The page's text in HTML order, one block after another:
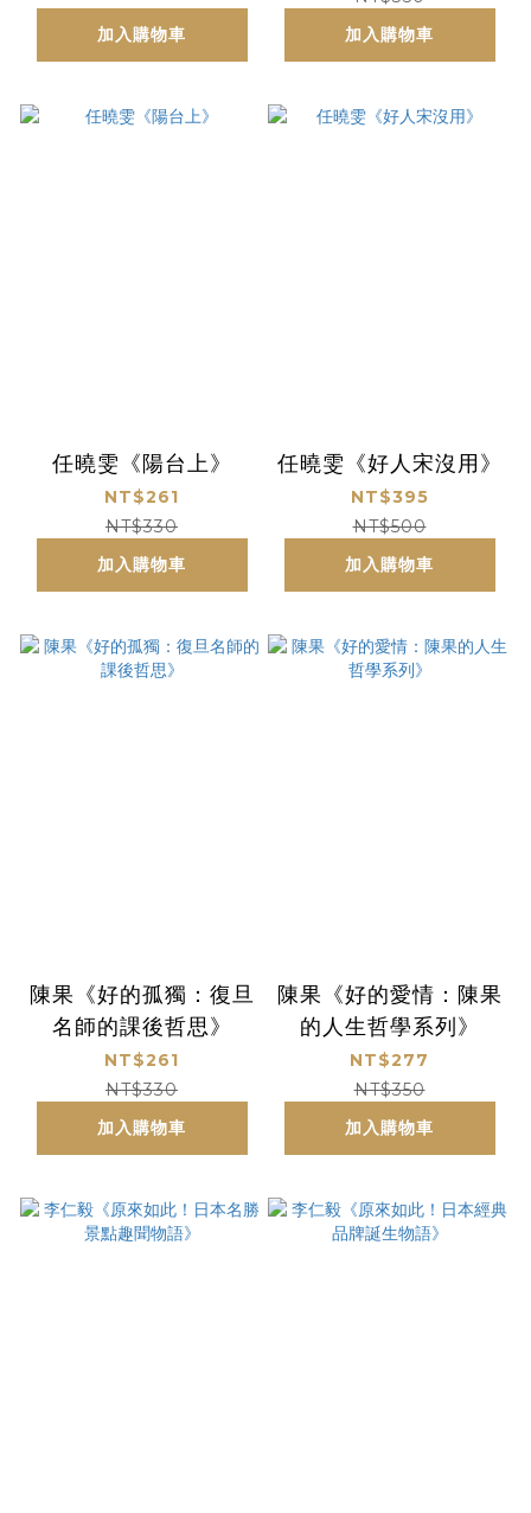
加入購物車
加入購物車
任曉雯《陽台上》
NT$261
NT$330
加入購物車
任曉雯《好人宋沒用》
NT$395
NT$500
加入購物車
陳果《好的孤獨：復旦
名師的課後哲思》
NT$261
NT$330
加入購物車
陳果《好的愛情：陳果
的人生哲學系列》
NT$277
NT$350
加入購物車